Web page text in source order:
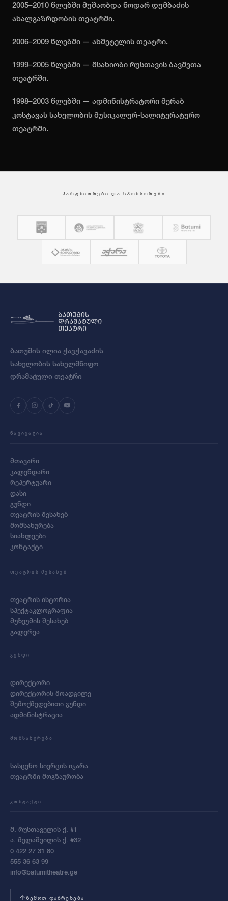
2005–2010 წლებში მუშაობდა ნოდარ დუმბაძის
ახალგაზრდობის თეატრში.
2006–2009 წლებში — ახმეტელის თეატრი.
1999–2005 წლებში — მსახიობი რუსთავის ბავშვთა
თეატრში.
1998–2003 წლებში — ადმინისტრატორი მერაბ
კოსტავას სახელობის მუსიკალურ-სალიტერატურო
თეატრში.
ᲞᲐᲠᲢᲜᲘᲝᲠᲔᲑᲘ ᲓᲐ ᲡᲞᲝᲜᲡᲝᲠᲔᲑᲘ
ბათუმის ილია ჭავჭავაძის
სახელობის სახელმწიფო
დრამატული თეატრი
ᲜᲐᲕᲘᲒᲐᲪᲘᲐ
მთავარი
კალენდარი
რეპერტუარი
დასი
გუნდი
თეატრის შესახებ
მომსახურება
სიახლეები
კონტაქტი
ᲗᲔᲐᲢᲠᲘᲡ ᲨᲔᲡᲐᲮᲔᲑ
თეატრის ისტორია
სპექტაკლოგრაფია
მუზეუმის შესახებ
გალერეა
ᲒᲣᲜᲓᲘ
დირექტორი
დირექტორის მოადგილე
შემოქმედებითი გუნდი
ადმინისტრაცია
ᲛᲝᲛᲡᲐᲮᲣᲠᲔᲑᲐ
სასცენო სივრცის იჯარა
თეატრში მოგზაურობა
ᲙᲝᲜᲢᲐᲥᲢᲘ
შ. რუსთაველის ქ. #1
ა. მელაშვილის ქ. #32
0 422 27 31 80
555 36 63 99
info@batumitheatre.ge
ᲖᲔᲛᲝᲗ ᲓᲐᲑᲠᲣᲜᲔᲑᲐ